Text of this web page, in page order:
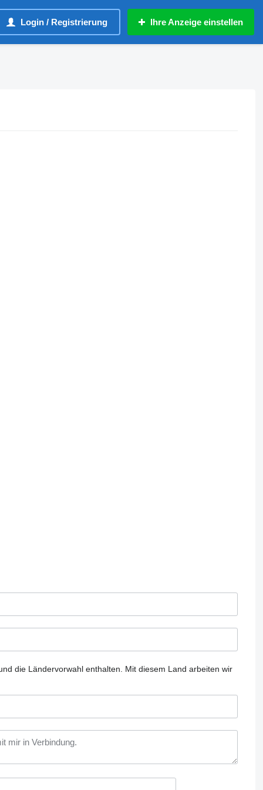
Login / Registrierung Ihre Anzeige einstellen
die Ländervorwahl enthalten.
Mit diesem Land arbeiten wir